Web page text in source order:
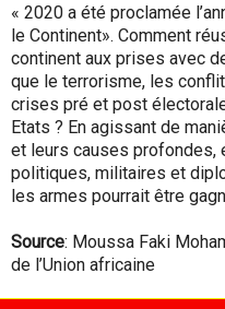
« 2020 a été proclamée
le Continent». Comment
continent aux prises avec
que le terrorisme, les
crises pré et post
Etats ? En agissant de
et leurs causes profondes,
politiques, militaires et
les armes pourrait être
Source: Moussa Faki
de l’Union africaine